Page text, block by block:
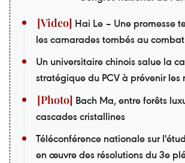
Hai Le – Une promesse
les camarades tombés au combat
Un universitaire chinois salue la
stratégique du PCV à prévenir les
Bach Ma, entre forêts
cascades cristallines
Téléconférence nationale sur
en œuvre des résolutions du 3e